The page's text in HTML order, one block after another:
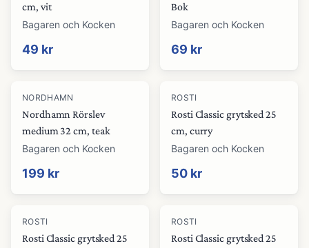
cm, vit
Bagaren och Kocken
49 kr
Bok
Bagaren och Kocken
69 kr
NORDHAMN
Nordhamn Rörslev
medium 32 cm, teak
Bagaren och Kocken
199 kr
ROSTI
Rosti Classic grytsked 25
cm, curry
Bagaren och Kocken
50 kr
ROSTI
Rosti Classic grytsked 25
ROSTI
Rosti Classic grytsked 25